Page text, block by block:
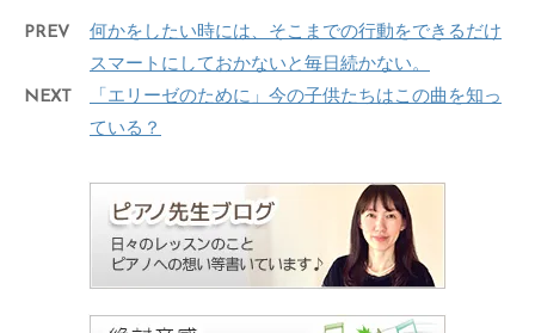
PREV
何かをしたい時には、そこまでの行動をできるだけ
スマートにしておかないと毎日続かない。
NEXT
「エリーゼのために」今の子供たちはこの曲を知っ
ている？